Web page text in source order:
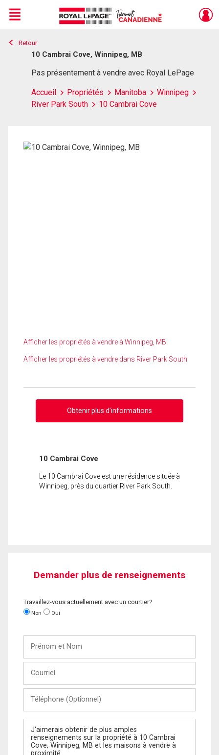
Live
En Direct
Menu
Retour
10 Cambrai Cove, Winnipeg, MB
Pas présentement à vendre avec Royal LePage
Accueil Propriétés Manitoba
Winnipeg
River Park South
10 Cambrai Cove
Afficher les propriétés à vendre à Winnipeg, MB
Afficher les propriétés à vendre dans River Park South
Obtenir plus d'informations
10 Cambrai Cove
Le 10 Cambrai Cove est une résidence située à
Winnipeg, près du quartier River Park South.
Demander plus de renseignements
Travaillez-vous actuellement avec un courtier?
Non Oui
Nom
(Optionnel)
Message